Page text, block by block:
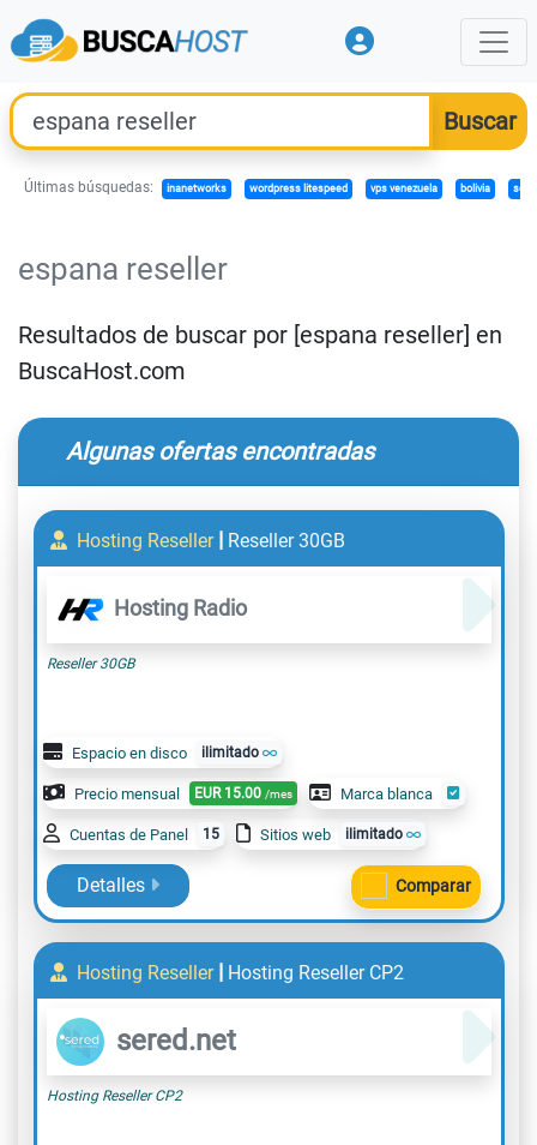
Últimas búsquedas: inanetworks wordpress litespeed vps venezuela bolivia
espana reseller
Resultados de buscar por [espana reseller] en
BuscaHost.com
Algunas ofertas encontradas
Hosting Reseller | Reseller 30GB
Hosting Radio
Reseller 30GB
Espacio en disco ilimitado
Precio mensual EUR 15.00 /mes Marca blanca
Cuentas de Panel 15 Sitios web ilimitado
Detalles Comparar
Hosting Reseller | Hosting Reseller CP2
sered.net
Hosting Reseller CP2